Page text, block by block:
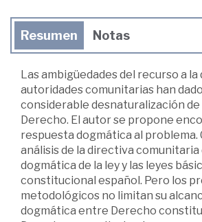
Resumen Notas
Las ambigüedades del recurso a
autoridades comunitarias han
considerable desnaturalización
Derecho. El autor se propone
respuesta dogmática al problema.
análisis de la directiva comunitaria
dogmática de la ley y las leyes
constitucional español. Pero los
metodológicos no limitan su
dogmática entre Derecho